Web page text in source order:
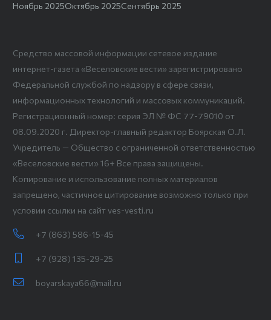
Ноябрь 2025Октябрь 2025Сентябрь 2025
Средство массовой информации сетевое издание
интернет-газета «Веселовские вести» зарегистрировано
Федеральной службой по надзору в сфере связи,
информационных технологий и массовых коммуникаций.
Регистрационный номер: серия ЭЛ № ФС 77-79010 от
08.09.2020 г. Директор-главный редактор Боярская О.Л.
Учредитель — Общество с ограниченной ответственностью
«Веселовские вести» 16+ Все права защищены.
Копирование и использование полных материалов
запрещено, частичное цитирование возможно только при
условии ссылки на сайт ves-vesti.ru
+7 (863) 586-15-45
+7 (928) 135-29-25
boyarskaya66@mail.ru